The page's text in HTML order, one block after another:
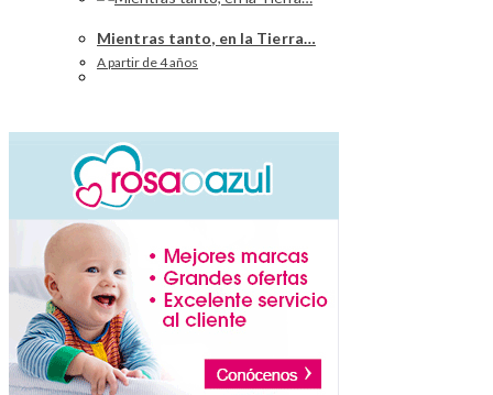
Mientras tanto, en la Tierra…
A partir de 4 años